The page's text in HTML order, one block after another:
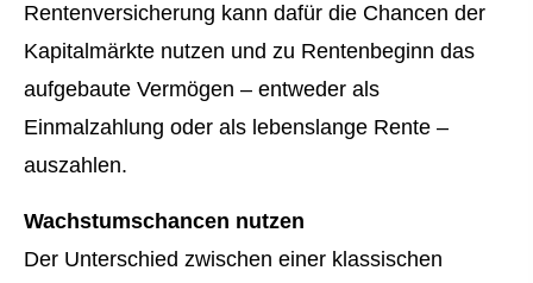
Rentenversicherung kann dafür die Chancen der
Kapitalmärkte nutzen und zu Rentenbeginn das
aufgebaute Vermögen – entweder als
Einmalzahlung oder als lebenslange Rente –
auszahlen.
Wachstumschancen nutzen
Der Unterschied zwischen einer klassischen